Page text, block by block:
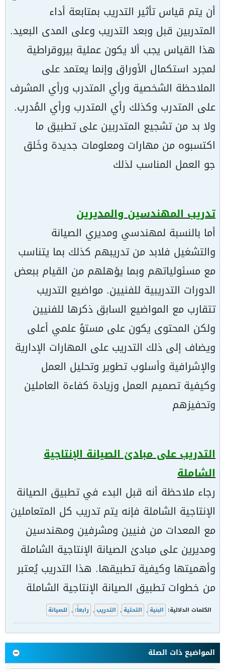
أن يتم قياس تأثير التدريب بمتابعة أداء
المتدربين قبل وبعد التدريب وعلى المدى البعيد.
هذا القياس يجب ألا يكون عملية بيروقراطية
لمجرد استكمال الأوراق وإنما يعتمد على
الملاحظة الشخصية ورأي المتدرب ورأي المشرف
على المتدرب وكذلك رأي المتدرب ورأي المُدرب.
ولا بد من تشجيع المتدربين على تطبيق ما
اكتسبوه من مهارات ومعلومات جديدة وخَلق
جو العمل المناسب لذلك
تدريب المهندسين والمديرين
أما بالنسبة لمهندسي ومديري الصيانة
والتشغيل فلابد من تدريبهم كذلك بما يتناسب
مع مسئولياتهم وبما يؤهلهم من القيام ببعض
الدورات التدريبية للفنيين. مواضيع التدريب
تتقارب مع المواضيع السابق ذكرها للفنيين
ولكن المحتوى يكون على مستوً علمي أعلى
ويضاف إلى ذلك التدريب على المهارات الإدارية
والإشرافية وأسلوب تطوير وتحليل العمل
وكيفية تصميم العمل وزيادة كفاءة العاملين
وتحفيزهم
التدريب على مبادئ الصيانة الإنتاجية
الشاملة
رجاء ملاحظة أنه قبل البدء في تطبيق الصيانة
الإنتاجية الشاملة فإنه يتم تدريب كل المتعاملين
مع المعدات من فنيين ومشرفين ومهندسين
ومديرين على مبادئ الصيانة الإنتاجية الشاملة
وأهميتها وكيفية تطبيقها. هذا التدريب يُعتبر
من خطوات تطبيق الصيانة الإنتاجية الشاملة
الكلمات الدلالية: البنية , التحتية , التدريب , رابعاً: , للصيانة
المواضيع ذات الصلة